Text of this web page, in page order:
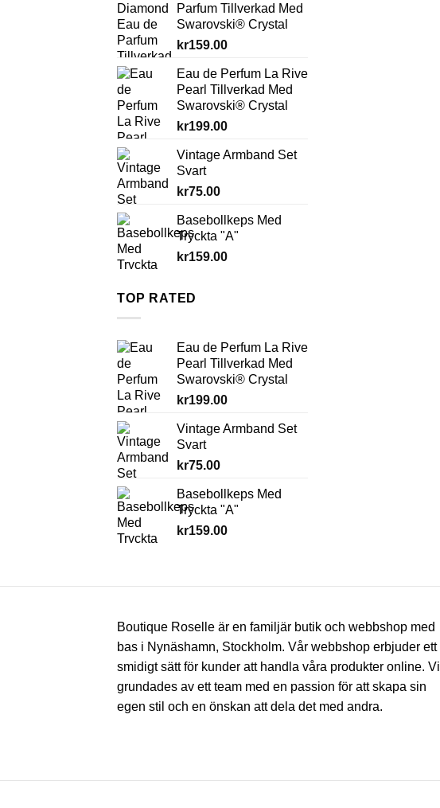
Parfum Tillverkad Med
Swarovski® Crystal
kr159.00
Eau de Perfum La Rive
Pearl Tillverkad Med
Swarovski® Crystal
kr199.00
Vintage Armband Set
Svart
kr75.00
Basebollkeps Med
Tryckta "A"
kr159.00
TOP RATED
Eau de Perfum La Rive
Pearl Tillverkad Med
Swarovski® Crystal
kr199.00
Vintage Armband Set
Svart
kr75.00
Basebollkeps Med
Tryckta "A"
kr159.00
Boutique Roselle är en familjär butik och webbshop med
bas i Nynäshamn, Stockholm. Vår webbshop erbjuder ett
smidigt sätt för kunder att handla våra produkter online. Vi
grundades av ett team med en passion för att skapa sin
egen stil och en önskan att dela det med andra.